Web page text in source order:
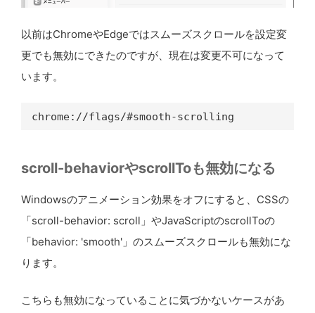
以前はChromeやEdgeではスムーズスクロールを設定変
更でも無効にできたのですが、現在は変更不可になって
います。
chrome://flags/#smooth-scrolling
scroll-behaviorやscrollToも無効になる
Windowsのアニメーション効果をオフにすると、CSSの
「scroll-behavior: scroll」やJavaScriptのscrollToの
「behavior: 'smooth'」のスムーズスクロールも無効にな
ります。
こちらも無効になっていることに気づかないケースがあ